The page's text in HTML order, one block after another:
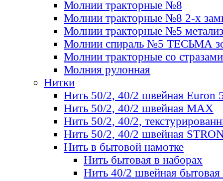
Молнии тракторные №8
Молнии тракторные №8 2-х
Молнии тракторные №5
Молнии спираль №5 ТЕСЬМА
Молнии тракторные со стразами
Молния рулонная
Нитки
Нить 50/2, 40/2 швейная Euron
Нить 50/2, 40/2 швейная МАХ
Нить 50/2, 40/2,
Нить 50/2, 40/2 швейная
Нить в бытовой намотке
Нить бытовая в наборах
Нить 40/2 швейная бытовая